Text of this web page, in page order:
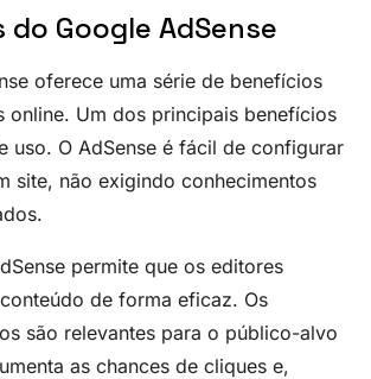
Google AdSense
oferece uma série de benefícios
online. Um dos principais benefícios
uso. O AdSense é fácil de configurar
site, não exigindo conhecimentos
permite que os editores
de forma eficaz. Os
são relevantes para o público-alvo
as chances de cliques e,